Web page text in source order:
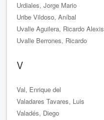
Urdiales, Jorge Mario
Uribe Vildoso, Aníbal
Uvalle Aguilera, Ricardo Alexis
Uvalle Berrones, Ricardo
V
Val, Enrique del
Valadares Tavares, Luis
Valadés, Diego